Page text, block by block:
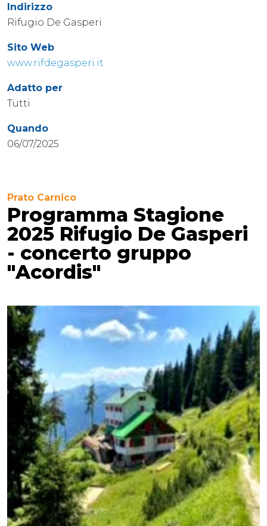
Indirizzo
Rifugio De Gasperi
Sito Web
www.rifdegasperi.it
Adatto per
Tutti
Quando
06/07/2025
Prato Carnico
Programma Stagione
2025 Rifugio De Gasperi
- concerto gruppo
"Acordis"